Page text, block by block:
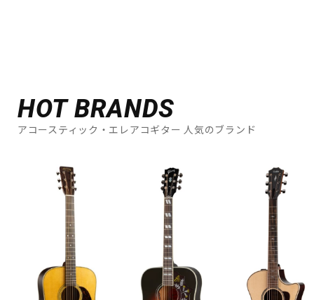
HOT BRANDS
アコースティック・エレアコギター 人気のブランド